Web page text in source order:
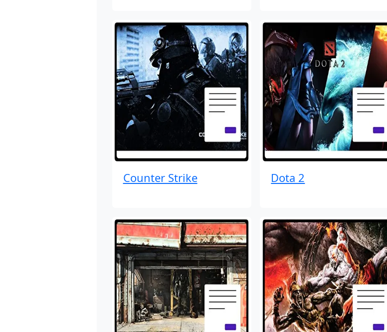
Counter Strike Dota 2